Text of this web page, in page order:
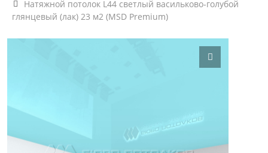
Натяжной потолок L44 светлый васильково-голубой
глянцевый (лак) 23 м2 (MSD Premium)